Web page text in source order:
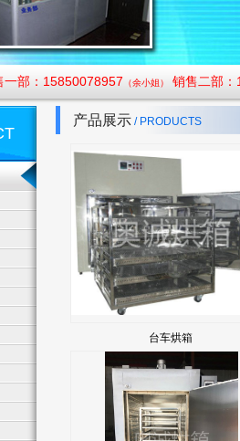
一部：15850078957 （余小姐） 销售二部
产品展示 / PRODUCTS
台车烘箱